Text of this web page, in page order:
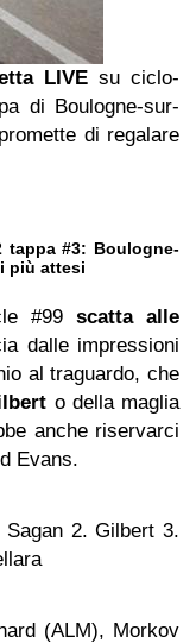
LIVE su ciclo-
di Boulogne-sur-
di regalare
tappa #3: Boulogne-
più attesi
#99 scatta alle
dalle impressioni
al traguardo, che
o della maglia
anche riservarci
Evans.
2. Gilbert 3.
(ALM), Morkov